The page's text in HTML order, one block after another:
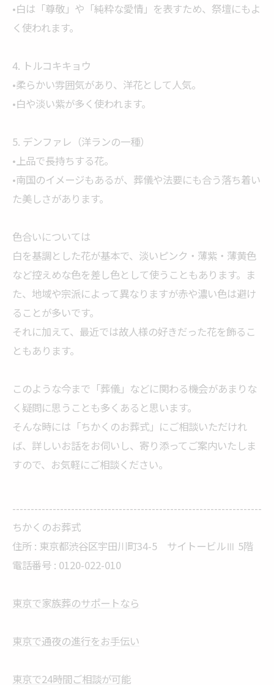
•白は「尊敬」や「純粋な愛情」を表すため、祭壇にもよ
く使われます。
4. トルコキキョウ
•柔らかい雰囲気があり、洋花として人気。
•白や淡い紫が多く使われます。
5. デンファレ（洋ランの一種）
•上品で長持ちする花。
•南国のイメージもあるが、葬儀や法要にも合う落ち着い
た美しさがあります。
色合いについては
白を基調とした花が基本で、淡いピンク・薄紫・薄黄色
など控えめな色を差し色として使うこともあります。ま
た、地域や宗派によって異なりますが赤や濃い色は避け
ることが多いです。
それに加えて、最近では故人様の好きだった花を飾るこ
ともあります。
このような今まで「葬儀」などに関わる機会があまりな
く疑問に思うことも多くあると思います。
そんな時には「ちかくのお葬式」にご相談いただけれ
ば、詳しいお話をお伺いし、寄り添ってご案内いたしま
すので、お気軽にご相談ください。
--------------------------------------------------------------------
ちかくのお葬式
住所 : 東京都渋谷区宇田川町34-5 サイトービルⅢ 5階
電話番号 : 0120-022-010
東京で家族葬のサポートなら
東京で通夜の進行をお手伝い
東京で24時間ご相談が可能